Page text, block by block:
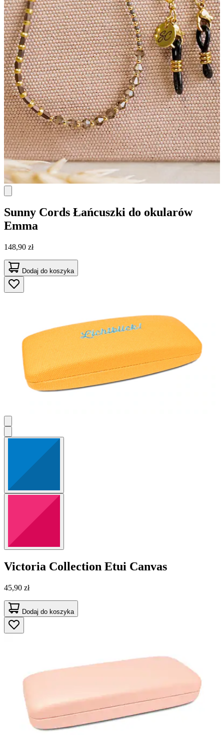
Sunny Cords Łańcuszki do okularów
Emma
148,90 zł
Dodaj do koszyka
Victoria Collection Etui Canvas
45,90 zł
Dodaj do koszyka